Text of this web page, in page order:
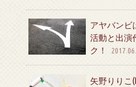
アヤバンビ
活動と出演
ク！
矢野りりこ